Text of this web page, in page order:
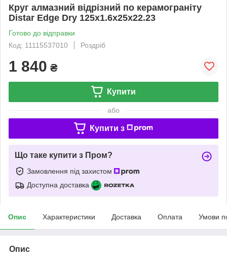
Круг алмазний відрізний по керамограніту
Distar Edge Dry 125x1.6x25x22.23
Готово до відправки
Код: 11115537010
Роздріб
1 840 ₴
Купити
або
Купити з
Що таке купити з Пром?
Замовлення під захистом
Доступна доставка
Опис Характеристики Доставка Оплата Умови
Опис